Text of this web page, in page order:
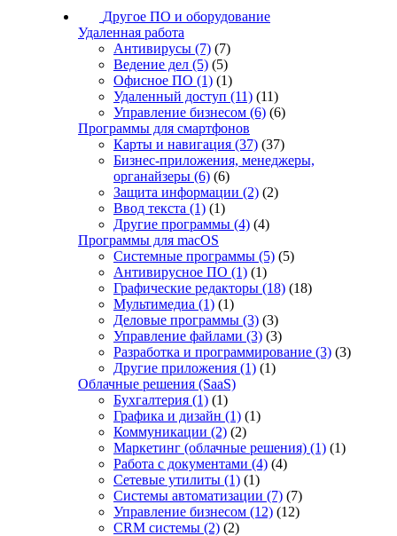
Другое ПО и оборудование
Удаленная работа
Антивирусы (7) (7)
Ведение дел (5) (5)
Офисное ПО (1) (1)
Удаленный доступ (11) (11)
Управление бизнесом (6) (6)
Программы для смартфонов
Карты и навигация (37) (37)
Бизнес-приложения, менеджеры,
органайзеры (6) (6)
Защита информации (2) (2)
Ввод текста (1) (1)
Другие программы (4) (4)
Программы для macOS
Системные программы (5) (5)
Антивирусное ПО (1) (1)
Графические редакторы (18) (18)
Мультимедиа (1) (1)
Деловые программы (3) (3)
Управление файлами (3) (3)
Разработка и программирование (3) (3)
Другие приложения (1) (1)
Облачные решения (SaaS)
Бухгалтерия (1) (1)
Графика и дизайн (1) (1)
Коммуникации (2) (2)
Маркетинг (облачные решения) (1) (1)
Работа с документами (4) (4)
Сетевые утилиты (1) (1)
Системы автоматизации (7) (7)
Управление бизнесом (12) (12)
CRM системы (2) (2)